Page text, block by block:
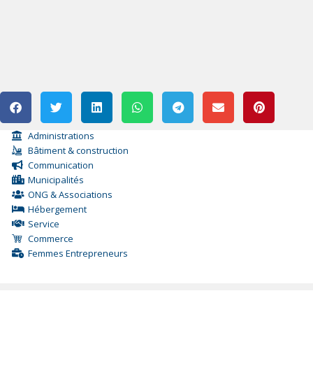
Administrations
Bâtiment & construction
Communication
Municipalités
ONG & Associations
Hébergement
Service
Commerce
Femmes Entrepreneurs